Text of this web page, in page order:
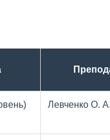
Левченко О.